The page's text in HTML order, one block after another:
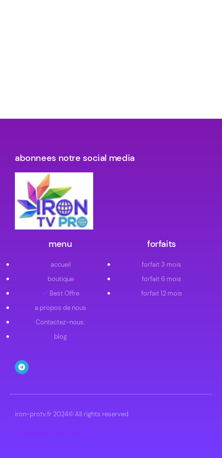
abonnees notre social media
menu
accueil
boutique
Best Offre
a propos de nous
Contactez-nous.
blog
forfaits
forfait 3 mois
forfait 6 mois
forfait 12 mois
iron-protv.fr 2024© All rights reserved